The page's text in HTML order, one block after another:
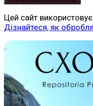
Цей сайт
Дізнайтеся, як